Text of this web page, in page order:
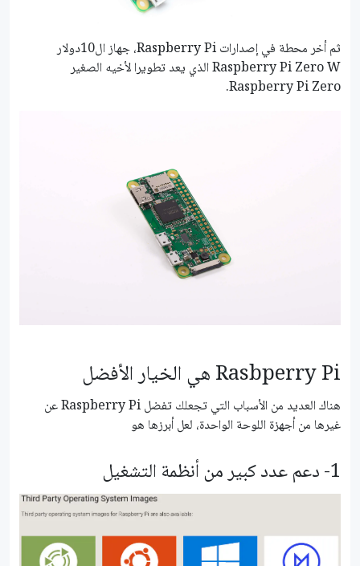
ثم أخر محطة في إصدارات Raspberry Pi، جهاز ال10دولار
Raspberry Pi Zero W الذي يعد تطويرا لأخيه الصغير
Raspberry Pi Zero.
Rasbperry Pi هي الخيار الأفضل
هناك العديد من الأسباب التي تجعلك تفضل Raspberry Pi عن
غيرها من أجهزة اللوحة الواحدة، لعل أبرزها هو
1- دعم عدد كبير من أنظمة التشغيل